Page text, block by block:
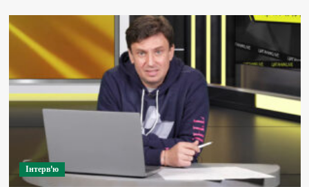
Інтерв'ю